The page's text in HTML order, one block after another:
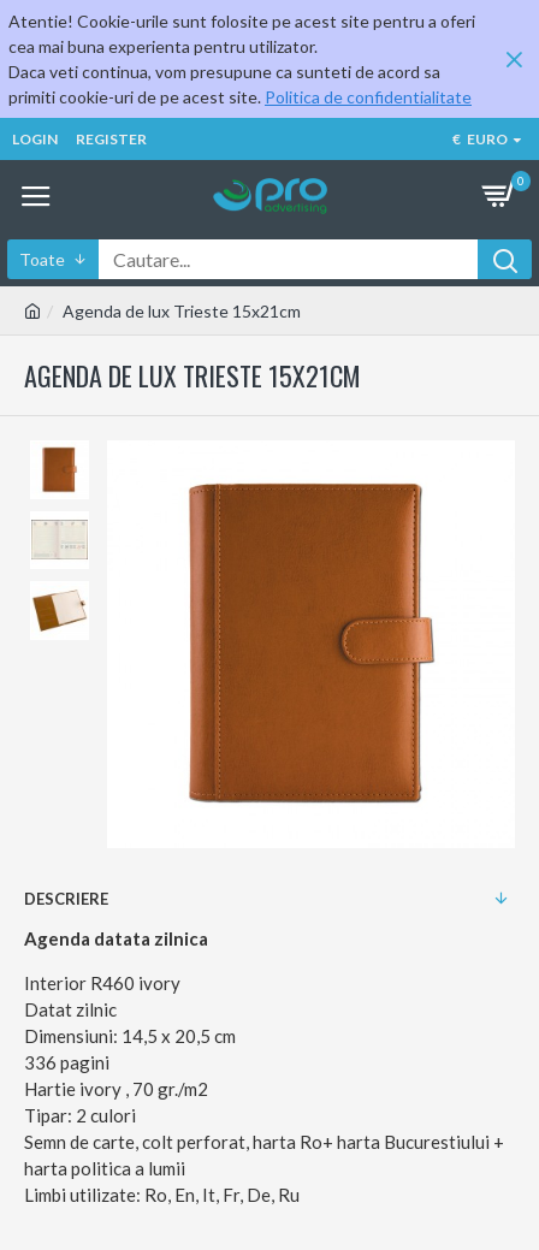
Atentie! Cookie-urile sunt folosite pe acest site pentru a oferi
cea mai buna experienta pentru utilizator.
Daca veti continua, vom presupune ca sunteti de acord sa
primiti cookie-uri de pe acest site. Politica de confidentialitate
LOGIN REGISTER € EURO
0
Toate
Agenda de lux Trieste 15x21cm
AGENDA DE LUX TRIESTE 15X21CM
DESCRIERE
Agenda datata zilnica
Interior R460 ivory
Datat zilnic
Dimensiuni: 14,5 x 20,5 cm
336 pagini
Hartie ivory , 70 gr./m2
Tipar: 2 culori
Semn de carte, colt perforat, harta Ro+ harta Bucurestiului +
harta politica a lumii
Limbi utilizate: Ro, En, It, Fr, De, Ru